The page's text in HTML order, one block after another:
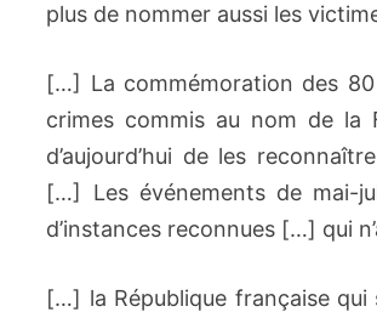
plus de nommer aussi les
[…] La commémoration des
crimes commis au nom de la
d’aujourd’hui de les
[…] Les événements de mai-
d’instances reconnues […] qui
[…] la République française